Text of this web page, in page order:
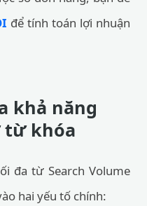
để tính toán lợi nhuận
khả năng
từ khóa
đa từ Search Volume
hai yếu tố chính: